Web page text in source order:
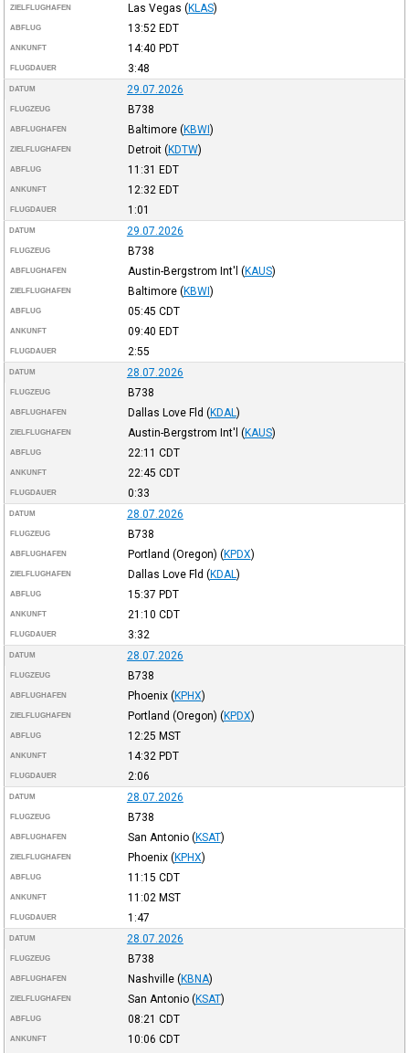
ZIELFLUGHAFEN Las Vegas (KLAS)
ABFLUG 13:52 EDT
ANKUNFT 14:40 PDT
FLUGDAUER 3:48
DATUM 29.07.2026
FLUGZEUG B738
ABFLUGHAFEN Baltimore (KBWI)
ZIELFLUGHAFEN Detroit (KDTW)
ABFLUG 11:31 EDT
ANKUNFT 12:32 EDT
FLUGDAUER 1:01
DATUM 29.07.2026
FLUGZEUG B738
ABFLUGHAFEN Austin-Bergstrom Int'l (KAUS)
ZIELFLUGHAFEN Baltimore (KBWI)
ABFLUG 05:45 CDT
ANKUNFT 09:40 EDT
FLUGDAUER 2:55
DATUM 28.07.2026
FLUGZEUG B738
ABFLUGHAFEN Dallas Love Fld (KDAL )
ZIELFLUGHAFEN Austin-Bergstrom Int'l (KAUS)
ABFLUG 22:11 CDT
ANKUNFT 22:45 CDT
FLUGDAUER 0:33
DATUM 28.07.2026
FLUGZEUG B738
ABFLUGHAFEN Portland (Oregon) (KPDX)
ZIELFLUGHAFEN Dallas Love Fld (KDAL )
ABFLUG 15:37 PDT
ANKUNFT 21:10 CDT
FLUGDAUER 3:32
DATUM 28.07.2026
FLUGZEUG B738
ABFLUGHAFEN Phoenix (KPHX)
ZIELFLUGHAFEN Portland (Oregon) (KPDX)
ABFLUG 12:25 MST
ANKUNFT 14:32 PDT
FLUGDAUER 2:06
DATUM 28.07.2026
FLUGZEUG B738
ABFLUGHAFEN San Antonio (KSAT)
ZIELFLUGHAFEN Phoenix (KPHX)
ABFLUG 11:15 CDT
ANKUNFT 11:02 MST
FLUGDAUER 1:47
DATUM 28.07.2026
FLUGZEUG B738
ABFLUGHAFEN Nashville (KBNA)
ZIELFLUGHAFEN San Antonio (KSAT)
ABFLUG 08:21 CDT
ANKUNFT 10:06 CDT